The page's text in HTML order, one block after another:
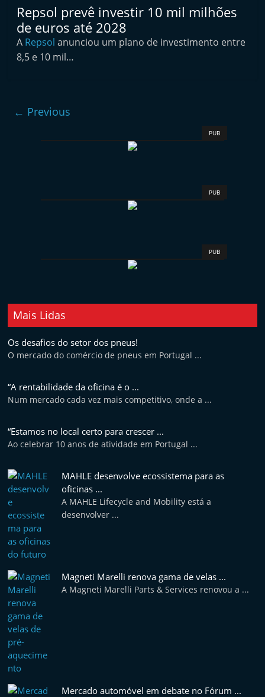
ó
v
e
Repsol prevê investir 10 mil milhões
de euros até 2028
A Repsol anunciou um plano de investimento entre
8,5 e 10 mil…
← Previous
PUB
PUB
PUB
Mais Lidas
Os desafios do setor dos pneus!
O mercado do comércio de pneus em Portugal ...
“A rentabilidade da oficina é o ...
Num mercado cada vez mais competitivo, onde a ...
“Estamos no local certo para crescer ...
Ao celebrar 10 anos de atividade em Portugal ...
MAHLE desenvolve ecossistema para as
oficinas ...
A MAHLE Lifecycle and Mobility está a
desenvolver ...
Magneti Marelli renova gama de velas ...
A Magneti Marelli Parts & Services renovou a ...
Mercado automóvel em debate no Fórum ...